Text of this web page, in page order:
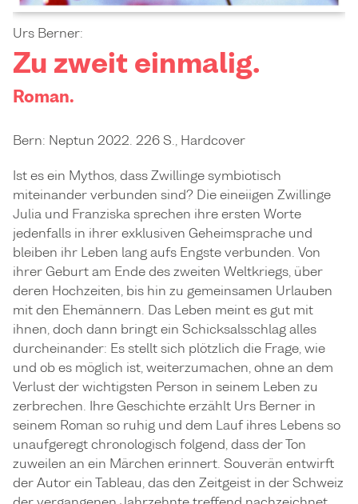
Urs Berner:
Zu zweit einmalig.
Roman.
Bern: Neptun 2022. 226 S., Hardcover
Ist es ein Mythos, dass Zwillinge symbiotisch
miteinander verbunden sind? Die eineiigen Zwillinge
Julia und Franziska sprechen ihre ersten Worte
jedenfalls in ihrer exklusiven Geheimsprache und
bleiben ihr Leben lang aufs Engste verbunden. Von
ihrer Geburt am Ende des zweiten Weltkriegs, über
deren Hochzeiten, bis hin zu gemeinsamen Urlauben
mit den Ehemännern. Das Leben meint es gut mit
ihnen, doch dann bringt ein Schicksalsschlag alles
durcheinander: Es stellt sich plötzlich die Frage, wie
und ob es möglich ist, weiterzumachen, ohne an dem
Verlust der wichtigsten Person in seinem Leben zu
zerbrechen. Ihre Geschichte erzählt Urs Berner in
seinem Roman so ruhig und dem Lauf ihres Lebens so
unaufgeregt chronologisch folgend, dass der Ton
zuweilen an ein Märchen erinnert. Souverän entwirft
der Autor ein Tableau, das den Zeitgeist in der Schweiz